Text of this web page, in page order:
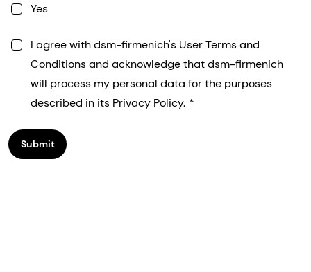
Yes
I agree with dsm-firmenich's User Terms and
Conditions and acknowledge that dsm-firmenich
will process my personal data for the purposes
described in its Privacy Policy.
Submit